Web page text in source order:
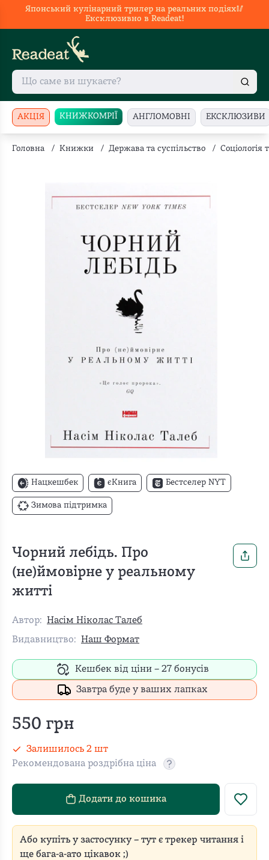
Японський кулінарний трилер на реальних подіях🥢
Ексклюзивно в Readeat!
АКЦІЯ КНИЖКОМРІЇ АНГЛОМОВНІ ЕКСКЛЮЗИВИ
Головна / Книжки / Держава та суспільство / Соціологія
Нацкешбек єКнига Бестселер NYT
Зимова підтримка
Чорний лебідь. Про
(не)ймовірне у реальному
житті
Автор:
Насім Ніколас Талеб
Видавництво:
Наш Формат
Кешбек від ціни – 27бонусів
Завтра буде у ваших лапках
550 грн
Залишилось 2 шт
Рекомендована роздрібна ціна
Додати до кошика
Або купіть у застосунку – тут є трекер читання і
ще бага-а-ато цікавок ;)